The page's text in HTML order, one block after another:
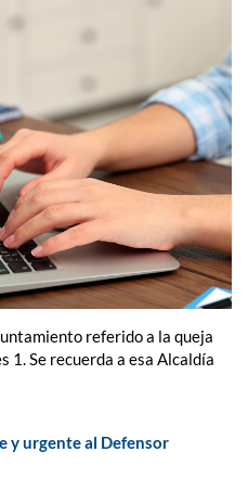
referido a la queja
1. Se recuerda a esa Alcaldía
y urgente al Defensor